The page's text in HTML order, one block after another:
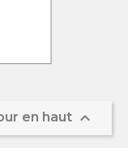
en haut 